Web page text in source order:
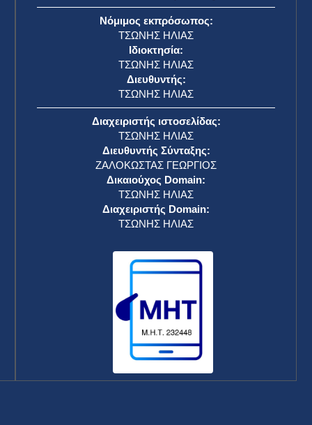
Νόμιμος εκπρόσωπος:
ΤΣΩΝΗΣ ΗΛΙΑΣ
Ιδιοκτησία:
ΤΣΩΝΗΣ ΗΛΙΑΣ
Διευθυντής:
ΤΣΩΝΗΣ ΗΛΙΑΣ
Διαχειριστής ιστοσελίδας:
ΤΣΩΝΗΣ ΗΛΙΑΣ
Διευθυντής Σύνταξης:
ΖΑΛΟΚΩΣΤΑΣ ΓΕΩΡΓΙΟΣ
Δικαιούχος Domain:
ΤΣΩΝΗΣ ΗΛΙΑΣ
Διαχειριστής Domain:
ΤΣΩΝΗΣ ΗΛΙΑΣ